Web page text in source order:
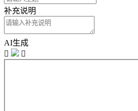
补充说明
AI生成

